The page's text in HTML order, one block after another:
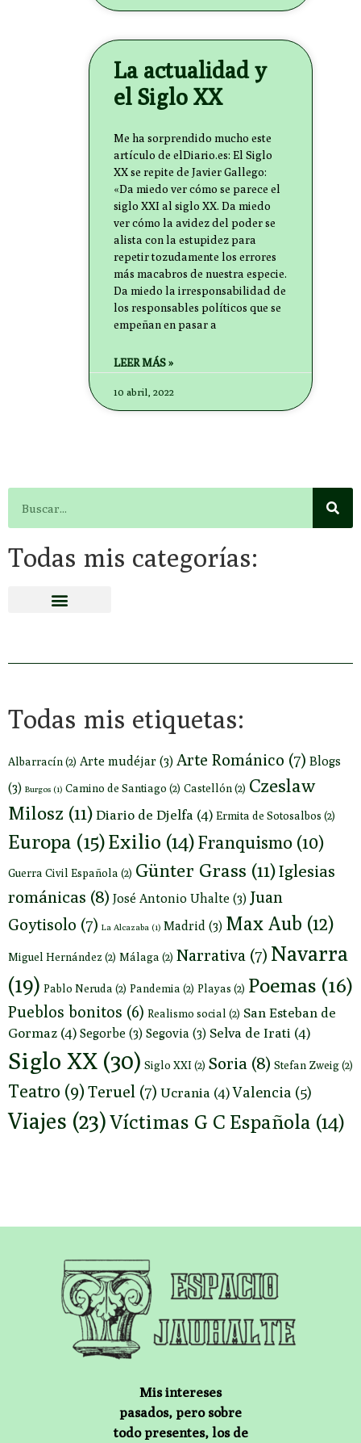
La actualidad y
el Siglo XX
Me ha sorprendido mucho este
artículo de elDiario.es: El Siglo
XX se repite de Javier Gallego:
«Da miedo ver cómo se parece el
siglo XXI al siglo XX. Da miedo
ver cómo la avidez del poder se
alista con la estupidez para
repetir tozudamente los errores
más macabros de nuestra especie.
Da miedo la irresponsabilidad de
los responsables políticos que se
empeñan en pasar a
LEER MÁS »
10 abril, 2022
Todas mis categorías:
Todas mis etiquetas:
Albarracín(2) Arte mudéjar (3) Arte Románico (7) Blogs
(3) Burgos (1) Camino de Santiago (2) Castellón(2) Czeslaw
Milosz (11) Diario de Djelfa (4) Ermita de Sotosalbos (2)
Europa (15)Exilio (14)Franquismo (10)
Guerra Civil Española (2) Günter Grass (11)Iglesias
románicas (8) José Antonio Uhalte (3) Juan
Goytisolo (7) La Alcazaba (1) Madrid (3) Max Aub (12)
Miguel Hernández (2) Málaga (2) Narrativa (7) Navarra
(19) Pablo Neruda (2) Pandemia (2) Playas (2) Poemas (16)
Pueblos bonitos (6) Realismo social (2) San Esteban de
Gormaz (4) Segorbe (3) Segovia (3) Selva de Irati (4)
Siglo XX (30) Siglo XXI (2) Soria (8) Stefan Zweig(2)
Teatro (9) Teruel (7) Ucrania (4) Valencia (5)
Viajes (23)Víctimas G C Española (14)
Mis intereses
pasados, pero sobre
todo presentes, los de